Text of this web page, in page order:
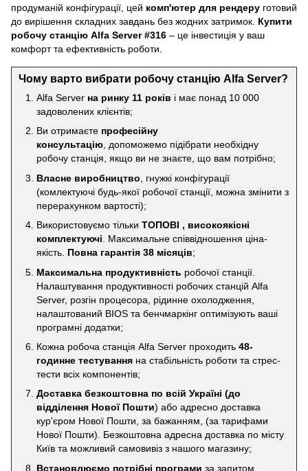
продуманій конфігурації, цей комп'ютер для рендеру готовий
до вирішення складних завдань без жодних затримок. Купити
робочу станцію Alfa Server #316 – це інвестиція у ваш
комфорт та ефективність роботи.
Чому варто вибрати робочу станцію Alfa Server?
Alfa Server на ринку 11 років і має понад 10 000
задоволених клієнтів;
Ви отримаєте професійну
консультацію, допоможемо підібрати необхідну
робочу станція, якщо ви не знаєте, що вам потрібно;
Власне виробництво , гнужкі конфігурації
(комлектуючі будь-якої робочої станції, можна змінити з
перерахунком вартості);
Використовуємо тільки ТОПОВІ , високоякісні
комплектуючі . Максимальне співвідношення ціна-
якість. Повна гарантія 38 місяців;
Максимальна продуктивність робочої станції.
Налаштування продуктивності робочих станцій Alfa
Server, розгін процесора, рідинне охолодження,
налаштований BIOS та бенчмаркінг оптимізують ваші
програмні додатки;
Кожна робоча станція Alfa Server проходить 48-
годинне тестування на стабільність роботи та стрес-
тести всіх компонентів;
Доставка безкоштовна по всій Україні (до
відділення Нової Пошти) або адресно доставка
кур'єром Нової Пошти, за бажанням, (за тарифами
Нової Пошти). Безкоштовна адресна доставка по місту
Київ та можливий самовивіз з нашого магазину;
Встановлюємо потрібні програми за запитом.